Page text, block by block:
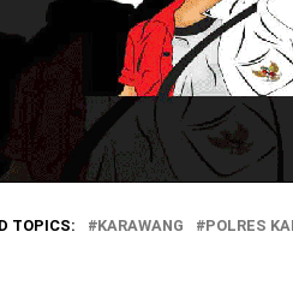
TOPICS: KARAWANG POLRES